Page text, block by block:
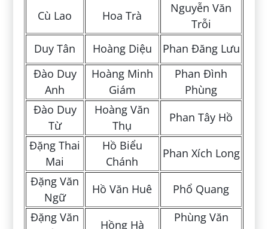
Cù Lao
Hoa Trà
Nguyễn Văn
Trỗi
Duy Tân
Hoàng Diệu
Phan Đăng Lưu
Đào Duy
Anh
Hoàng Minh
Giám
Phan Đình
Phùng
Đào Duy
Từ
Hoàng Văn
Thụ
Phan Tây Hồ
Đặng Thai
Mai
Hồ Biểu
Chánh
Phan Xích Long
Đặng Văn
Ngữ
Hồ Văn Huê
Phổ Quang
Đặng Văn
Hồng Hà
Phùng Văn